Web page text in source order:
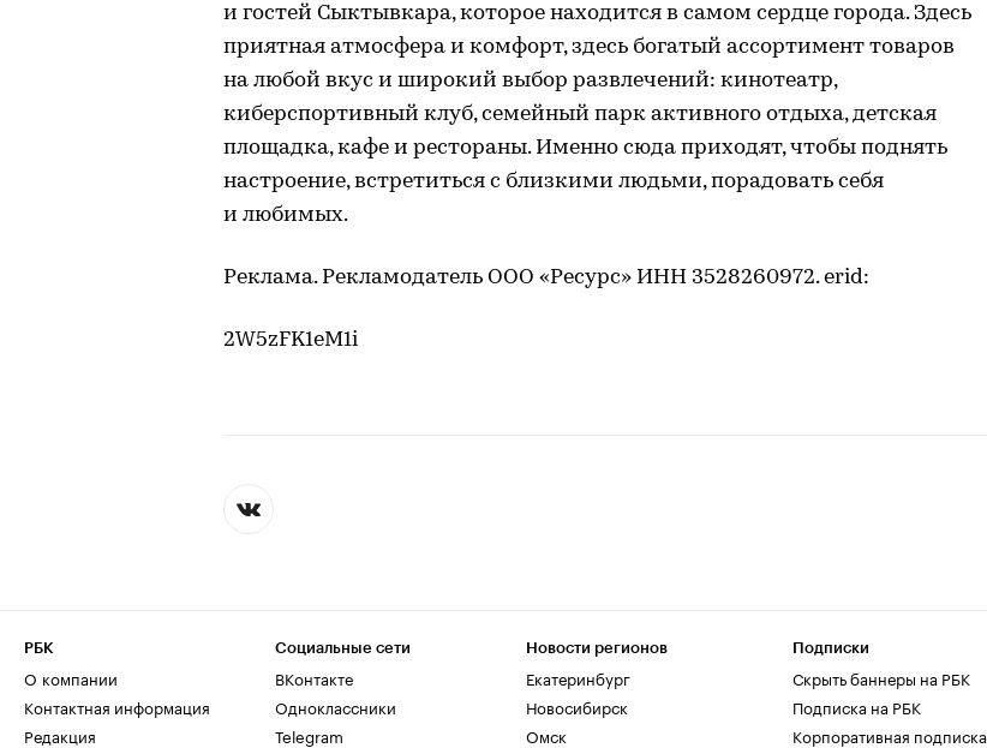
и гостей Сыктывкара, которое находится в самом сердце города. Здесь
приятная атмосфера и комфорт, здесь богатый ассортимент товаров
на любой вкус и широкий выбор развлечений: кинотеатр,
киберспортивный клуб, семейный парк активного отдыха, детская
площадка, кафе и рестораны. Именно сюда приходят, чтобы поднять
настроение, встретиться с близкими людьми, порадовать себя
и любимых.
Реклама. Рекламодатель ООО «Ресурс» ИНН 3528260972. erid:
2W5zFK1eM1i
РБК
О компании
Контактная информация
Редакция
Социальные сети
ВКонтакте
Одноклассники
Telegram
Новости регионов
Екатеринбург
Новосибирск
Омск
Подписки
Скрыть баннеры на РБК
Подписка на РБК
Корпоративная подписка